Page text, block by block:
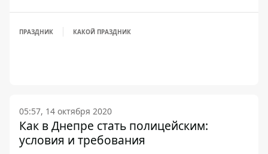
ПРАЗДНИК КАКОЙ ПРАЗДНИК
05:57, 14 октября 2020
Как в Днепре стать полицейским:
условия и требования